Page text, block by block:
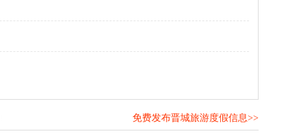
免费发布晋城旅游度假信息>>